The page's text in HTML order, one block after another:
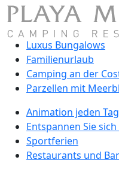
Luxus Bungalows
Familienurlaub
Camping an der
Parzellen mit
Animation jeden Tag
Entspannen Sie
Sportferien
Restaurants und